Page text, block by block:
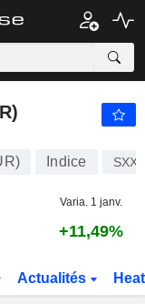
PTS
Indice
Varia. 1 janv.
+11,49%
Actualités